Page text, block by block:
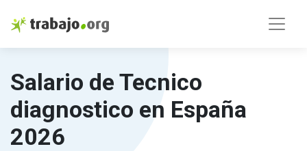
Salario de Tecnico
diagnostico en España
2026